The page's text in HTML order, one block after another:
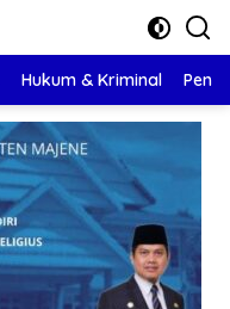
Hukum & Kriminal